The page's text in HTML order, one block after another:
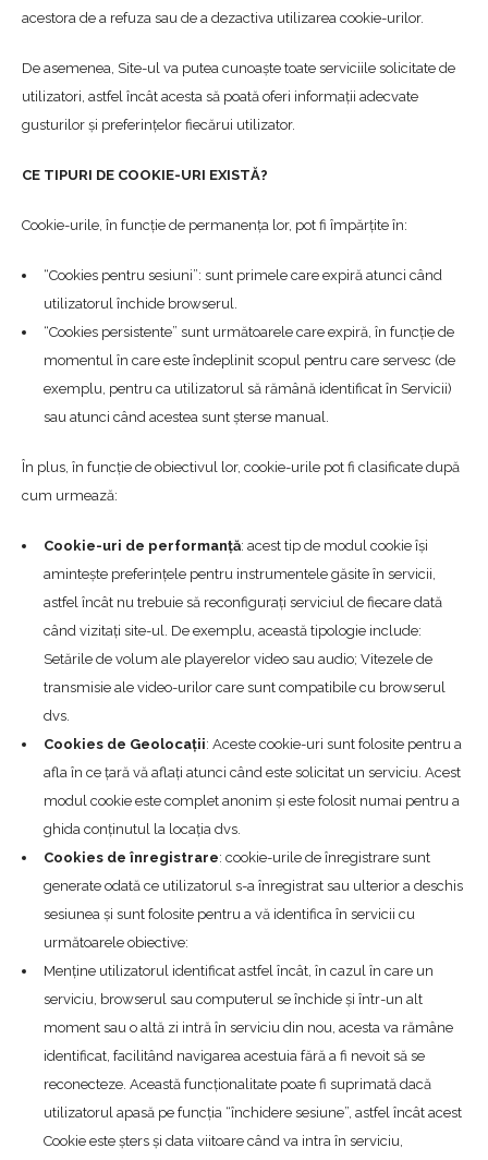
acestora de a refuza sau de a dezactiva utilizarea cookie-urilor.
De asemenea, Site-ul va putea cunoaște toate serviciile solicitate de
utilizatori, astfel încât acesta să poată oferi informații adecvate
gusturilor și preferințelor fiecărui utilizator.
CE TIPURI DE COOKIE-URI EXISTĂ?
Cookie-urile, în funcție de permanența lor, pot fi împărțite în:
“Cookies pentru sesiuni”: sunt primele care expiră atunci când
utilizatorul închide browserul.
“Cookies persistente” sunt următoarele care expiră, în funcție de
momentul în care este îndeplinit scopul pentru care servesc (de
exemplu, pentru ca utilizatorul să rămână identificat în Servicii)
sau atunci când acestea sunt șterse manual.
În plus, în funcție de obiectivul lor, cookie-urile pot fi clasificate după
cum urmează:
Cookie-uri de performanță: acest tip de modul cookie își
amintește preferințele pentru instrumentele găsite în servicii,
astfel încât nu trebuie să reconfigurați serviciul de fiecare dată
când vizitați site-ul. De exemplu, această tipologie include:
Setările de volum ale playerelor video sau audio; Vitezele de
transmisie ale video-urilor care sunt compatibile cu browserul
dvs.
Cookies de Geolocații: Aceste cookie-uri sunt folosite pentru a
afla în ce țară vă aflați atunci când este solicitat un serviciu. Acest
modul cookie este complet anonim și este folosit numai pentru a
ghida conținutul la locația dvs.
Cookies de înregistrare: cookie-urile de înregistrare sunt
generate odată ce utilizatorul s-a înregistrat sau ulterior a deschis
sesiunea și sunt folosite pentru a vă identifica în servicii cu
următoarele obiective:
Menține utilizatorul identificat astfel încât, în cazul în care un
serviciu, browserul sau computerul se închide și într-un alt
moment sau o altă zi intră în serviciu din nou, acesta va rămâne
identificat, facilitând navigarea acestuia fără a fi nevoit să se
reconecteze. Această funcționalitate poate fi suprimată dacă
utilizatorul apasă pe funcția “închidere sesiune”, astfel încât acest
Cookie este șters și data viitoare când va intra în serviciu,